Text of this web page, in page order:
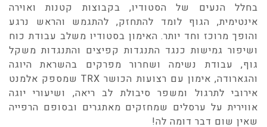
בחלל הנעים של הסטודיו, בקבוצות קטנות ואוירה
אינטימית, הגוף לומד להתחזק, להתגמש והראש נרגע
והופך מרוכז וחד יותר. האימון בסטודיו משלב עבודת כוח
ושיפור גמישות כנגד התנגדות קפיצים והתנגדות משקל
גוף, עבודת נשימה ושחרור מפרקים בהשראת היוגה
והגארודה, אימון עם רצועות הכושר TRX שמספק אלמנט
אירובי לתרגול ומשפר סיבולת לב ריאה, ושיעורי יוגה
אווירית על ערסלים שמחזקים מאתגרים ובסופם הרפייה
שאין שום דבר דומה לה!